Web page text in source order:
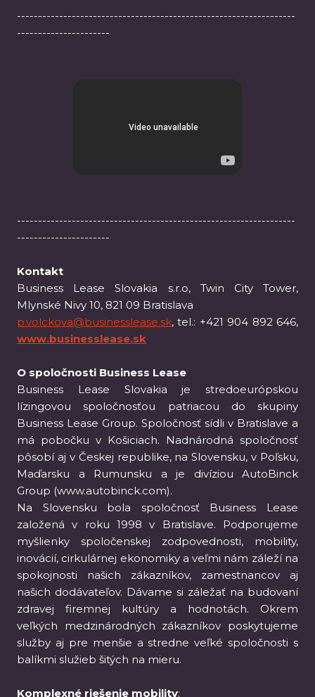
------------------------------------------------------------------
----------------------
------------------------------------------------------------------
----------------------
Kontakt
Business Lease Slovakia s.r.o, Twin City Tower,
Mlynské Nivy 10, 821 09 Bratislava
p.volckova@businesslease.sk, tel.: +421 904 892 646,
www.businesslease.sk
O spoločnosti Business Lease
Business Lease Slovakia je stredoeurópskou
lízingovou spoločnosťou patriacou do skupiny
Business Lease Group. Spoločnosť sídli v Bratislave a
má pobočku v Košiciach. Nadnárodná spoločnosť
pôsobí aj v Českej republike, na Slovensku, v Poľsku,
Maďarsku a Rumunsku a je divíziou AutoBinck
Group (www.autobinck.com).
Na Slovensku bola spoločnosť Business Lease
založená v roku 1998 v Bratislave. Podporujeme
myšlienky spoločenskej zodpovednosti, mobility,
inovácií, cirkulárnej ekonomiky a veľmi nám záleží na
spokojnosti našich zákazníkov, zamestnancov aj
našich dodávateľov. Dávame si záležať na budovaní
zdravej firemnej kultúry a hodnotách. Okrem
veľkých medzinárodných zákazníkov poskytujeme
služby aj pre menšie a stredne veľké spoločnosti s
balíkmi služieb šitých na mieru.
Komplexné riešenie mobility: